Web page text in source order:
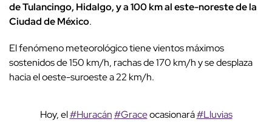
de Tulancingo, Hidalgo, y a 100 km al este-noreste de la
Ciudad de México.
El fenómeno meteorológico tiene vientos máximos
sostenidos de 150 km/h, rachas de 170 km/h y se desplaza
hacia el oeste-suroeste a 22 km/h.
Hoy, el#Huracán#Graceocasionará#Lluvias